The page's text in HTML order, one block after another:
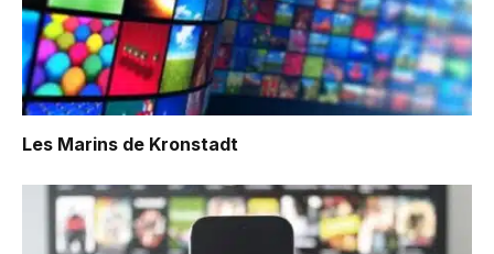
Les Marins de Kronstadt